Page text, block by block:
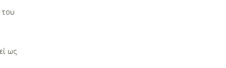
ως